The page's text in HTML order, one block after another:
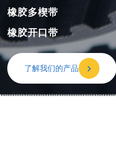
橡胶多楔带
橡胶开口带
了解我们的产品